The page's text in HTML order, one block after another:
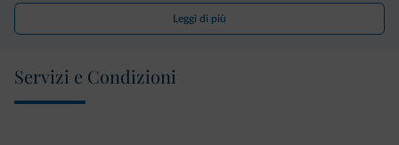
Il Garni Norma serve una colazione a buffet con prodotti
dolci e salati, tra cui salumi, formaggi, paté, frutta e, in
Su richiesta potrete partecipare a corsi di nuoto, di sci e di
Leggi di più
Servizi e Condizioni